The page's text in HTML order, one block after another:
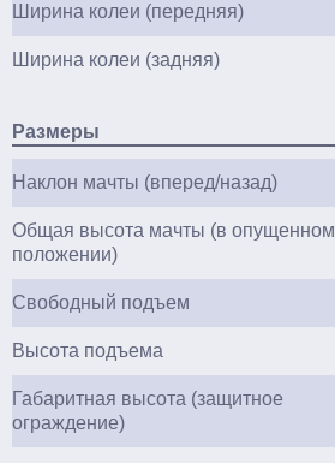
Ширина колеи (передняя)
Ширина колеи (задняя)
Размеры
Наклон мачты (вперед/назад)
Общая высота мачты (в опущенном
положении)
Свободный подъем
Высота подъема
Габаритная высота (защитное
ограждение)